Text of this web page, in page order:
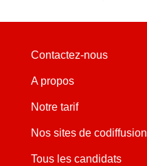
Contactez-nous
A propos
Notre tarif
Nos sites de codiffusion
Tous les candidats